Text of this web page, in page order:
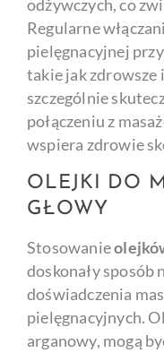
odżywczych, co
Regularne
pielęgnacyjnej
takie jak zdrowsze
szczególnie
połączeniu z
wspiera zdrowie
OLEJKI DO
GŁOWY
Stosowanie
doskonały sposób
doświadczenia
pielęgnacyjnych.
arganowy, mogą